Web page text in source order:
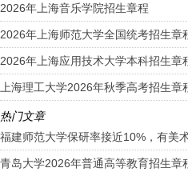
2026年上海音乐学院招生章程
2026年上海师范大学全国统考招生章
2026年上海应用技术大学本科招生章
上海理工大学2026年秋季高考招生章
热门文章
福建师范大学保研率接近10%，有美
青岛大学2026年普通高等教育招生章